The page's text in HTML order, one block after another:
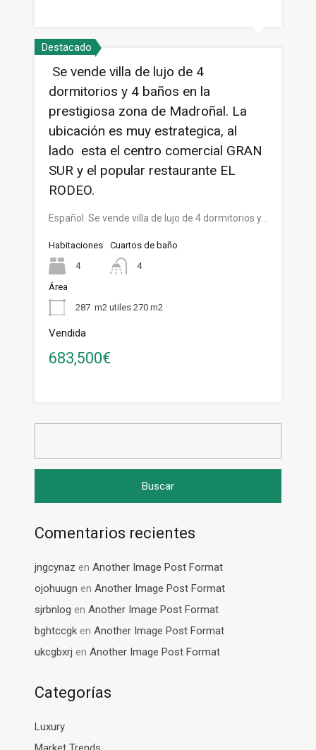
Destacado
Se vende villa de lujo de 4
dormitorios y 4 baños en la
prestigiosa zona de Madroñal. La
ubicación es muy estrategica, al
lado esta el centro comercial GRAN
SUR y el popular restaurante EL
RODEO.
Español Se vende villa de lujo de 4 dormitorios y…
Habitaciones
4
Cuartos de baño
4
Área
287 m2 utiles 270 m2
Vendida
683,500€
Comentarios recientes
jngcynaz en Another Image Post Format
ojohuugn en Another Image Post Format
sjrbnlog en Another Image Post Format
bghtccgk en Another Image Post Format
ukcgbxrj en Another Image Post Format
Categorías
Luxury